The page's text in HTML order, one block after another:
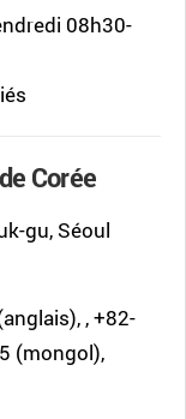
08h30-
Corée
gu, Séoul
, +82-
(mongol),